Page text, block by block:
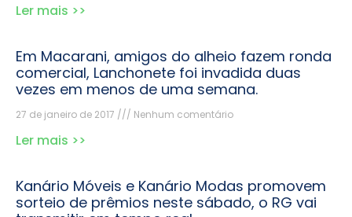
Ler mais >>
Em Macarani, amigos do alheio fazem ronda
comercial, Lanchonete foi invadida duas
vezes em menos de uma semana.
27 de janeiro de 2017 Nenhum comentário
Ler mais >>
Kanário Móveis e Kanário Modas promovem
sorteio de prêmios neste sábado, o RG vai